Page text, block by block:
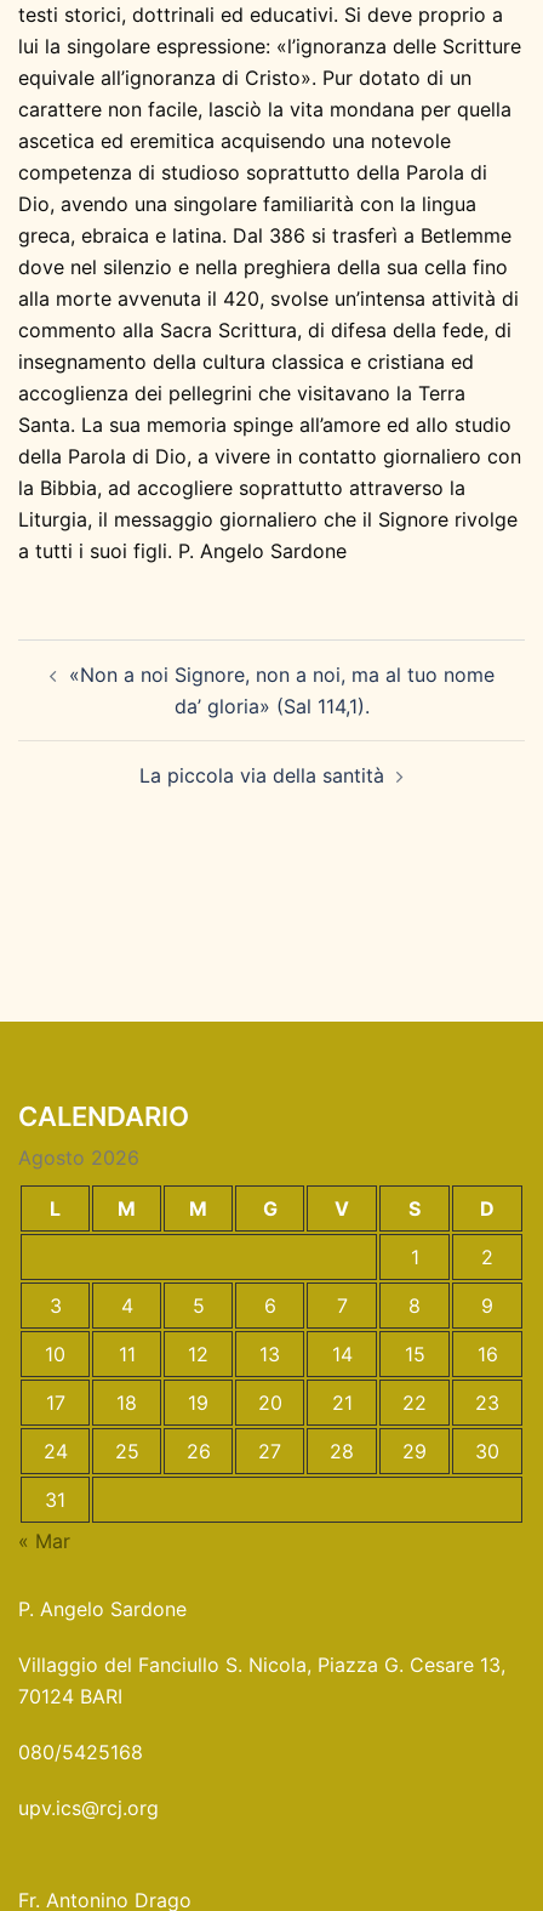
testi storici, dottrinali ed educativi. Si deve proprio a
lui la singolare espressione: «l’ignoranza delle Scritture
equivale all’ignoranza di Cristo». Pur dotato di un
carattere non facile, lasciò la vita mondana per quella
ascetica ed eremitica acquisendo una notevole
competenza di studioso soprattutto della Parola di
Dio, avendo una singolare familiarità con la lingua
greca, ebraica e latina. Dal 386 si trasferì a Betlemme
dove nel silenzio e nella preghiera della sua cella fino
alla morte avvenuta il 420, svolse un’intensa attività di
commento alla Sacra Scrittura, di difesa della fede, di
insegnamento della cultura classica e cristiana ed
accoglienza dei pellegrini che visitavano la Terra
Santa. La sua memoria spinge all’amore ed allo studio
della Parola di Dio, a vivere in contatto giornaliero con
la Bibbia, ad accogliere soprattutto attraverso la
Liturgia, il messaggio giornaliero che il Signore rivolge
a tutti i suoi figli. P. Angelo Sardone
articolo
«Non a noi Signore, non a noi, ma al tuo nome
da’ gloria» (Sal 114,1).
La piccola via della santità
CALENDARIO
Agosto 2026
L M M G V S
D
1
2
3
4 5 6 7 8
9
10
11 12 13 14 15
16
17
18 19 20 21 22
23
24
25 26 27 28 29
30
31
« Mar
P. Angelo Sardone
Villaggio del Fanciullo S. Nicola, Piazza G. Cesare 13,
70124 BARI
080/5425168
upv.ics@rcj.org
Fr. Antonino Drago